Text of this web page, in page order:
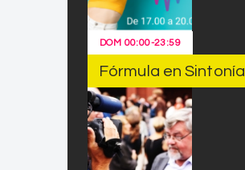
DOM 00:00-23:59
Fórmula en Sintonía